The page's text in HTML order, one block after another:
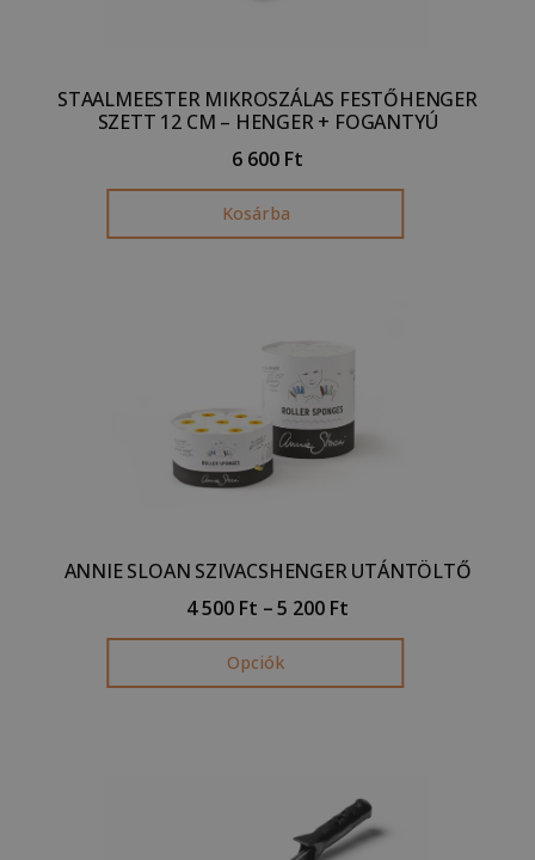
STAALMEESTER MIKROSZÁLAS FESTŐHENGER
SZETT 12 CM – HENGER + FOGANTYÚ
6 600 Ft
Kosárba
ANNIE SLOAN SZIVACSHENGER UTÁNTÖLTŐ
4 500 Ft –5 200 Ft
Opciók